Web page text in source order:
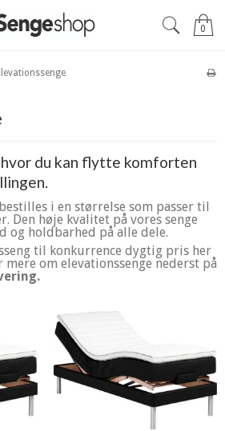
0
du kan flytte komforten
i en størrelse som passer til
Den høje kvalitet på vores senge
og holdbarhed på alle dele.
til konkurrence dygtig pris her
om elevationssenge nederst på